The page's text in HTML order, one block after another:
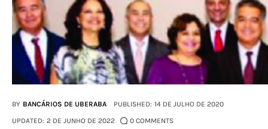
BY BANCÁRIOS DE UBERABA PUBLISHED: 14 DE JULHO DE 2020
UPDATED: 2 DE JUNHO DE 2022 0 COMMENTS